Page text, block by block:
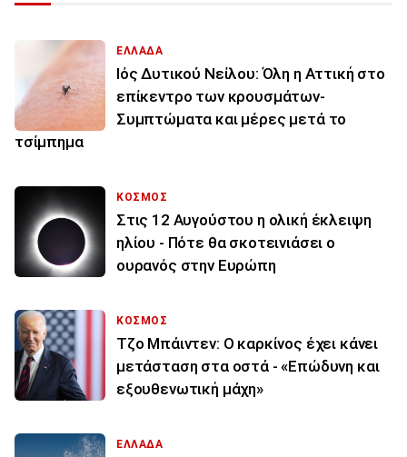
ΕΛΛΑΔΑ
Ιός Δυτικού Νείλου: Όλη η Αττική στο
επίκεντρο των κρουσμάτων-
Συμπτώματα και μέρες μετά το
τσίμπημα
ΚΟΣΜΟΣ
Στις 12 Αυγούστου η ολική έκλειψη
ηλίου - Πότε θα σκοτεινιάσει ο
ουρανός στην Ευρώπη
ΚΟΣΜΟΣ
Τζο Μπάιντεν: Ο καρκίνος έχει κάνει
μετάσταση στα οστά - «Επώδυνη και
εξουθενωτική μάχη»
ΕΛΛΑΔΑ